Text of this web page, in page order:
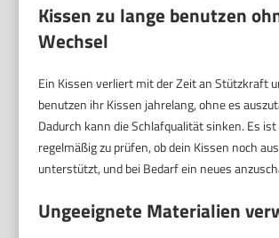
Kissen zu lange benutzen
Wechsel
Ein Kissen verliert mit der Zeit an Stützkraft
benutzen ihr Kissen jahrelang, ohne es
Dadurch kann die Schlafqualität sinken. Es
regelmäßig zu prüfen, ob dein Kissen noch
unterstützt, und bei Bedarf ein neues
Ungeeignete Materialien